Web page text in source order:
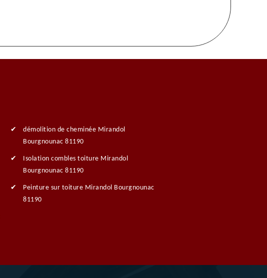
démolition de cheminée Mirandol
Bourgnounac 81190
Isolation combles toiture Mirandol
Bourgnounac 81190
Peinture sur toiture Mirandol Bourgnounac
81190